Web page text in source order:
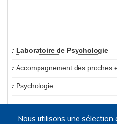
Laboratoire de Psychologie
Accompagnement des proches
Psychologie
Nous utilisons une sélection